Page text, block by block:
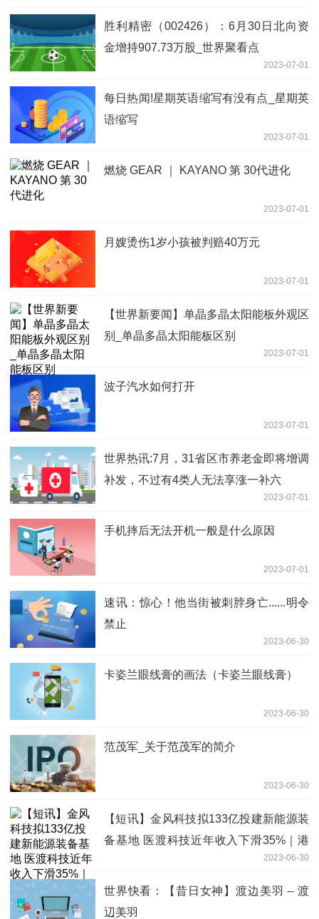
胜利精密（002426）：6月30日北向资
金增持907.73万股_世界聚看点
2023-07-01
每日热闻!星期英语缩写有没有点_星期英
语缩写
2023-07-01
燃烧 GEAR ｜ KAYANO 第 30代进化
2023-07-01
月嫂烫伤1岁小孩被判赔40万元
2023-07-01
【世界新要闻】单晶多晶太阳能板外观区
别_单晶多晶太阳能板区别
2023-07-01
波子汽水如何打开
2023-07-01
世界热讯:7月，31省区市养老金即将增调
补发，不过有4类人无法享涨一补六
2023-07-01
手机摔后无法开机一般是什么原因
2023-07-01
速讯：惊心！他当街被刺脖身亡......明令
禁止
2023-06-30
卡姿兰眼线膏的画法（卡姿兰眼线膏）
2023-06-30
范茂军_关于范茂军的简介
2023-06-30
【短讯】金风科技拟133亿投建新能源装
备基地 医渡科技近年收入下滑35%｜港
2023-06-30
世界快看：【昔日女神】渡边美羽 -- 渡
辺美羽